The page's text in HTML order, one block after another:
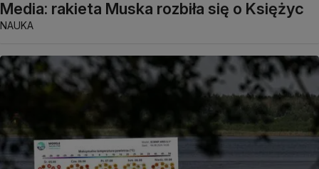
Media: rakieta Muska rozbiła się o Księżyc
NAUKA